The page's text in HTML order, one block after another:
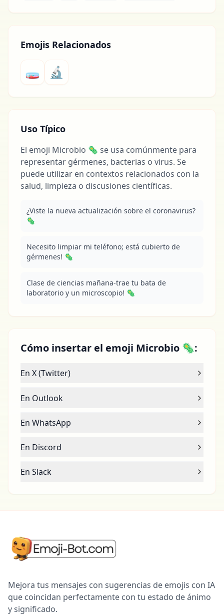
Emojis Relacionados
🧫 🔬
Uso Típico
El emoji Microbio 🦠 se usa comúnmente para
representar gérmenes, bacterias o virus. Se
puede utilizar en contextos relacionados con la
salud, limpieza o discusiones científicas.
¿Viste la nueva actualización sobre el coronavirus?
🦠
Necesito limpiar mi teléfono; está cubierto de
gérmenes! 🦠
Clase de ciencias mañana-trae tu bata de
laboratorio y un microscopio! 🦠
Cómo insertar el emoji Microbio 🦠:
En X (Twitter)
En Outlook
En WhatsApp
En Discord
En Slack
Mejora tus mensajes con sugerencias de emojis con IA
que coincidan perfectamente con tu estado de ánimo
y significado.